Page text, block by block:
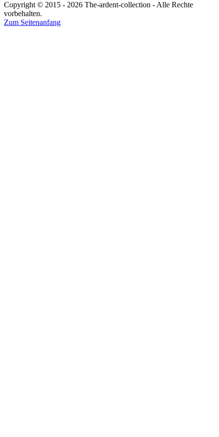
Copyright © 2015 - 2026 The-ardent-collection - Alle Rechte
vorbehalten.
Zum Seitenanfang